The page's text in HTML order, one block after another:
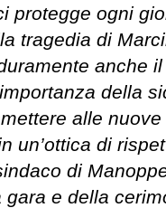
protegge ogni
tragedia di
anche
della
alle
un’ottica di
di
e della